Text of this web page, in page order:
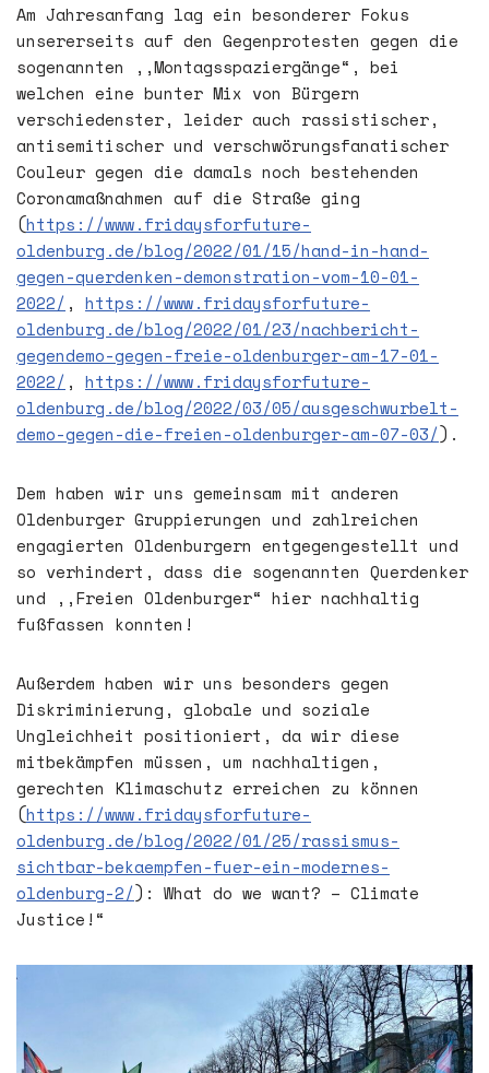
Am Jahresanfang lag ein besonderer Fokus
unsererseits auf den Gegenprotesten gegen die
sogenannten ,,Montagsspaziergänge“, bei
welchen eine bunter Mix von Bürgern
verschiedenster, leider auch rassistischer,
antisemitischer und verschwörungsfanatischer
Couleur gegen die damals noch bestehenden
Coronamaßnahmen auf die Straße ging
(https://www.fridaysforfuture-
oldenburg.de/blog/2022/01/15/hand-in-hand-
gegen-querdenken-demonstration-vom-10-01-
2022/ , https://www.fridaysforfuture-
oldenburg.de/blog/2022/01/23/nachbericht-
gegendemo-gegen-freie-oldenburger-am-17-01-
2022/ , https://www.fridaysforfuture-
oldenburg.de/blog/2022/03/05/ausgeschwurbelt-
demo-gegen-die-freien-oldenburger-am-07-03/).
Dem haben wir uns gemeinsam mit anderen
Oldenburger Gruppierungen und zahlreichen
engagierten Oldenburgern entgegengestellt und
so verhindert, dass die sogenannten Querdenker
und ,,Freien Oldenburger“ hier nachhaltig
fußfassen konnten!
Außerdem haben wir uns besonders gegen
Diskriminierung, globale und soziale
Ungleichheit positioniert, da wir diese
mitbekämpfen müssen, um nachhaltigen,
gerechten Klimaschutz erreichen zu können
(https://www.fridaysforfuture-
oldenburg.de/blog/2022/01/25/rassismus-
sichtbar-bekaempfen-fuer-ein-modernes-
oldenburg-2/): What do we want? – Climate
Justice!“